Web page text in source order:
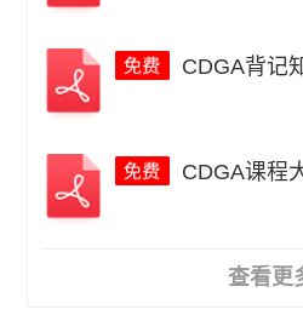
CDGA背记
CDGA课程
查看更